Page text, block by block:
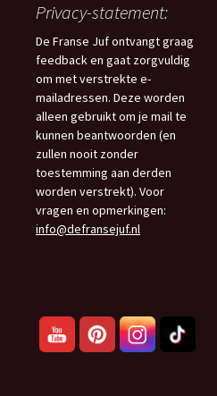
Privacy-statement:
De Franse Juf ontvangt graag
feedback en gaat zorgvuldig
om met verstrekte e-
mailadressen. Deze worden
alleen gebruikt om je mail te
kunnen beantwoorden (en
zullen nooit zonder
toestemming aan derden
worden verstrekt). Voor
vragen en opmerkingen:
info@defransejuf.nl